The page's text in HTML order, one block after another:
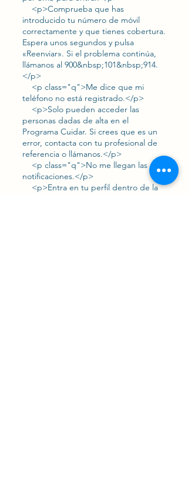
<p>Comprueba que has
introducido tu número de móvil
correctamente y que tienes cobertura.
Espera unos segundos y pulsa
«Reenviar». Si el problema continúa,
llámanos al 900&nbsp;101&nbsp;914.
</p>
<p class="q">Me dice que mi
teléfono no está registrado.</p>
<p>Solo pueden acceder las
personas dadas de alta en el
Programa Cuidar. Si crees que es un
error, contacta con tu profesional de
referencia o llámanos.</p>
<p class="q">No me llegan las
notificaciones.</p>
<p>Entra en tu perfil dentro de la